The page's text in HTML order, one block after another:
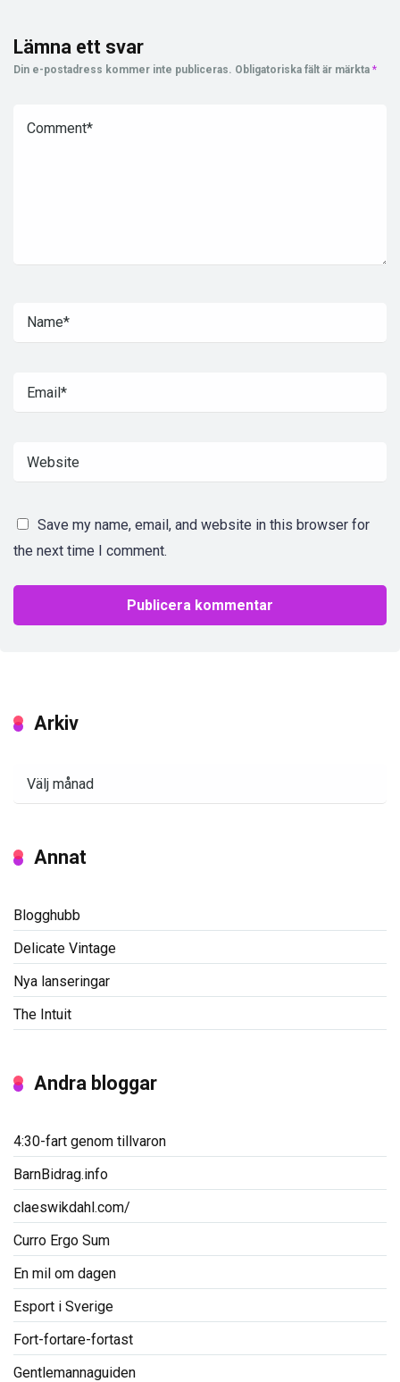
Lämna ett svar
Din e-postadress kommer inte publiceras. Obligatoriska fält är märkta *
Save my name, email, and website in this browser for
the next time I comment.
Arkiv
Annat
Blogghubb
Delicate Vintage
Nya lanseringar
The Intuit
Andra bloggar
4:30-fart genom tillvaron
BarnBidrag.info
claeswikdahl.com/
Curro Ergo Sum
En mil om dagen
Esport i Sverige
Fort-fortare-fortast
Gentlemannaguiden